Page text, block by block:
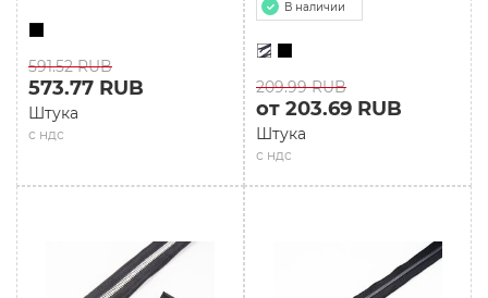
591.52 RUB
с ндс
573.77 RUB
Штука
В наличии
209.99 RUB
с ндс
от 203.69 RUB
Штука